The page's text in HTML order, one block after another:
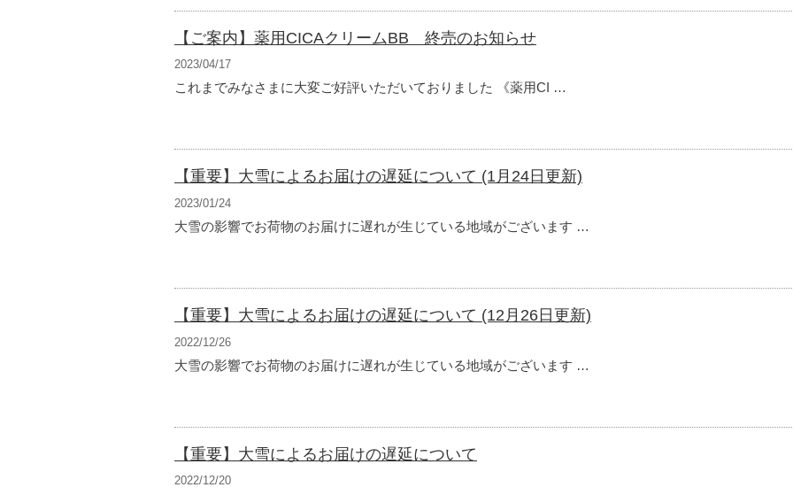
【ご案内】薬用CICAクリームBB 終売のお知らせ
2023/04/17
これまでみなさまに大変ご好評いただいておりました 《薬用CI …
【重要】大雪によるお届けの遅延について (1月24日更新)
2023/01/24
大雪の影響でお荷物のお届けに遅れが生じている地域がございます …
【重要】大雪によるお届けの遅延について (12月26日更新)
2022/12/26
大雪の影響でお荷物のお届けに遅れが生じている地域がございます …
【重要】大雪によるお届けの遅延について
2022/12/20